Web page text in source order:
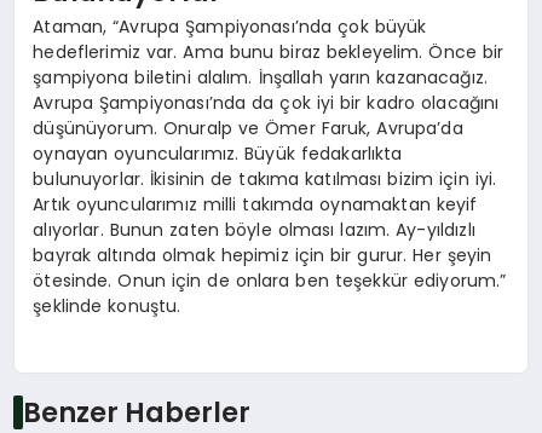
Ataman, “Avrupa Şampiyonası’nda çok büyük
hedeflerimiz var. Ama bunu biraz bekleyelim. Önce bir
şampiyona biletini alalım. İnşallah yarın kazanacağız.
Avrupa Şampiyonası’nda da çok iyi bir kadro olacağını
düşünüyorum. Onuralp ve Ömer Faruk, Avrupa’da
oynayan oyuncularımız. Büyük fedakarlıkta
bulunuyorlar. İkisinin de takıma katılması bizim için iyi.
Artık oyuncularımız milli takımda oynamaktan keyif
alıyorlar. Bunun zaten böyle olması lazım. Ay-yıldızlı
bayrak altında olmak hepimiz için bir gurur. Her şeyin
ötesinde. Onun için de onlara ben teşekkür ediyorum.”
şeklinde konuştu.
Benzer Haberler